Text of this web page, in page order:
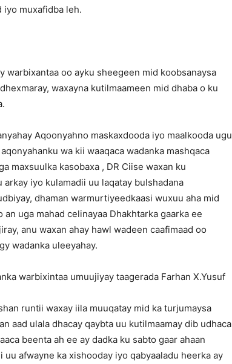
iyo muxafidba leh.
warbixantaa oo ayku sheegeen mid koobsanaysa
waxayna kutilmaameen mid dhaba o ku
Aqoonyahno maskaxdooda iyo maalkooda ugu
wa kii waaqaca wadanka mashqaca
maxsuulka kasobaxa , DR Ciise waxan ku
iyo kulamadii uu laqatay bulshadana
dhaman warmurtiyeedkaasi wuxuu aha mid
uga mahad celinayaa Dhakhtarka gaarka ee
anu waxan ahay hawl wadeen caafimaad oo
wadanka uleeyahay.
warbixintaa umuujiyay taagerada Farhan X.Yusuf
runtii waxay iila muuqatay mid ka turjumaysa
aad ulala dhacay qaybta uu kutilmaamay dib udhaca
beenta ah ee ay dadka ku sabto gaar ahaan
afwayne ka xishooday iyo qabyaaladu heerka ay